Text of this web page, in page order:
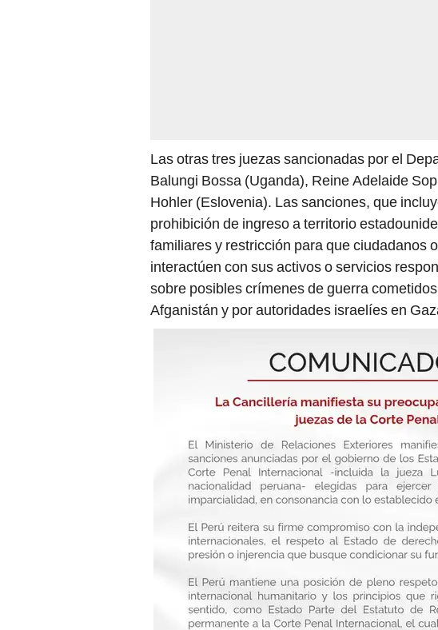
Las otras tres juezas sancionadas por el
Balungi Bossa (Uganda), Reine Adelaide
Hohler (Eslovenia). Las sanciones, que
prohibición de ingreso a territorio
familiares y restricción para que ciudadanos
interactúen con sus activos o servicios
sobre posibles crímenes de guerra
Afganistán y por autoridades israelíes en